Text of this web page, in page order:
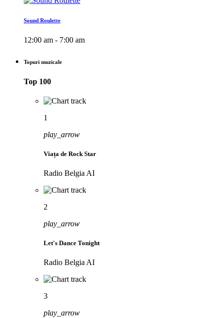
Sound Roulette
12:00 am - 7:00 am
Topuri muzicale
Top 100
1
play_arrow
Viața de Rock Star
Radio Belgia AI
2
play_arrow
Let's Dance Tonight
Radio Belgia AI
3
play_arrow